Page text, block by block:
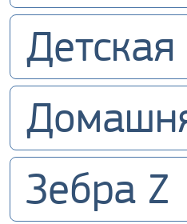
Детская
Зебра Z